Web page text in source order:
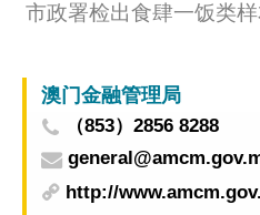
市政署检出食肆一饭类
澳门金融管理局
（853）2856 8288
http://